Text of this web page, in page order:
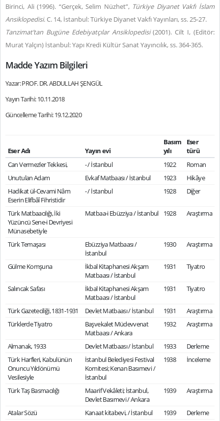
Birinci, Ali (1996). “Gerçek, Selim Nüzhet”, Türkiye Diyanet Vakfı İslam
Ansiklopedisi. C. 14, İstanbul: Türkiye Diyanet Vakfı Yayınları, ss. 25-27.
Tanzimat’tan Bugüne Edebiyatçılar Ansiklopedisi(2001). Cilt I, (Editör:
Murat Yalçın) İstanbul: Yapı Kredi Kültür Sanat Yayıncılık, ss. 364-365.
Madde Yazım Bilgileri
Yazar: PROF. DR. ABDULLAH ŞENGÜL
Yayın Tarihi: 10.11.2018
Güncelleme Tarihi: 19.12.2020
Eser Adı Yayın evi
Basım
yılı
Eser
türü
Can Vermezler Tekkesi,
- / İstanbul 1922
Roman
Unutulan Adam
Evkaf Matbaası / İstanbul 1923
Hikâye
Hadikat ül-Cevami Nâm
Eserin Elifbâî Fihristidir
- / İstanbul 1928 Diğer
Türk Matbaacılığı, İki
Yüzüncü Sene-i Devriyesi
Münasebetiyle
Matbaa-i Ebüzziya / İstanbul 1928 Araştırma
Türk Temaşası
Ebüzziya Matbaası /
İstanbul
1930 Araştırma
Gülme Komşuna
İkbal Kitaphanesi Akşam
Matbaası / İstanbul
1931 Tiyatro
Salıncak Safası
İkbal Kitaphanesi Akşam
Matbaası / İstanbul
1931 Tiyatro
Türk Gazeteciliği, 1831-1931 Devlet Matbaası / İstanbul 1931
Araştırma
Türklerde Tiyatro
Başvekalet Müdevvenat
Matbaası / Ankara
1932 Araştırma
Almanak, 1933 Devlet Matbaası / İstanbul 1933
Derleme
Türk Harfleri, Kabulünün
Onuncu Yıldönümü
Vesilesiyle
İstanbul Belediyesi Festival
Komitesi; Kenan Basımevi /
İstanbul
1938 İnceleme
Türk Taş Basmacılığı
Maarif Vekâleti; İstanbul,
Devlet Basımevi / Ankara
1939 Araştırma
Atalar Sözü Kanaat kitabevi, / İstanbul 1939
Derleme